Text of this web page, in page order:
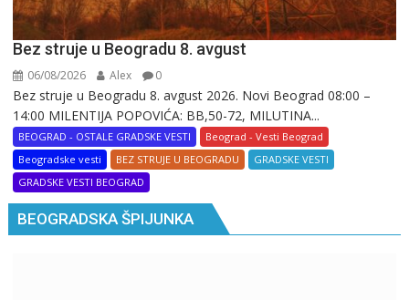
Bez struje u Beogradu 8. avgust
06/08/2026 Alex 0
Bez struje u Beogradu 8. avgust 2026. Novi Beograd 08:00 –
14:00 MILENTIJA POPOVIĆA: BB,50-72, MILUTINA...
BEOGRAD - OSTALE GRADSKE VESTI
Beograd - Vesti Beograd
Beogradske vesti
BEZ STRUJE U BEOGRADU
GRADSKE VESTI
GRADSKE VESTI BEOGRAD
BEOGRADSKA ŠPIJUNKA